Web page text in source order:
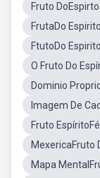
Fruto
FrutaDo Espirito
FtutoDo Espirito
O Fruto Do
Dominio
Imagem De
Fruto
MexericaFruto
Mapa